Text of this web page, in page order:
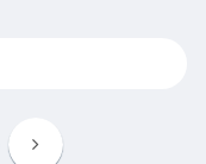
次